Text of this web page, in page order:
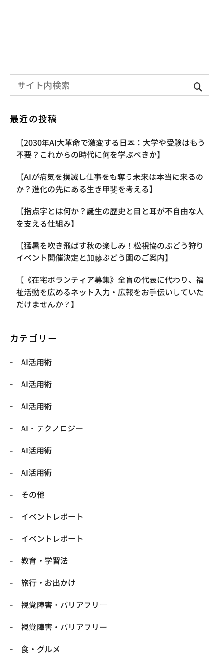
最近の投稿
【2030年AI大革命で激変する日本：大学や受験はもう
不要？これからの時代に何を学ぶべきか】
【AIが病気を撲滅し仕事をも奪う未来は本当に来るの
か？進化の先にある生き甲斐を考える】
【指点字とは何か？誕生の歴史と目と耳が不自由な人
を支える仕組み】
【​猛暑を吹き飛ばす秋の楽しみ！松視協のぶどう狩り
イベント開催決定と加藤ぶどう園のご案内】
【《在宅ボランティア募集》全盲の代表に代わり、福
祉活動を広めるネット入力・広報をお手伝いしていた
だけませんか？】
カテゴリー
AI活用術
AI活用術
AI活用術
​AI・テクノロジー
​AI活用術
​AI活用術
​その他
​イベントレポート
​イベントレポート
​教育・学習法
​旅行・お出かけ
​視覚障害・バリアフリー
​視覚障害・バリアフリー
​食・グルメ